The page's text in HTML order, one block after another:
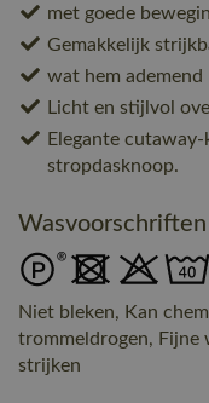
met goede
Gemakkelijk
wat hem ademend
Licht en stijlvol
Elegante
stropdasknoop.
Wasvoorschriften
Niet bleken, Kan
trommeldrogen, Fijne
strijken